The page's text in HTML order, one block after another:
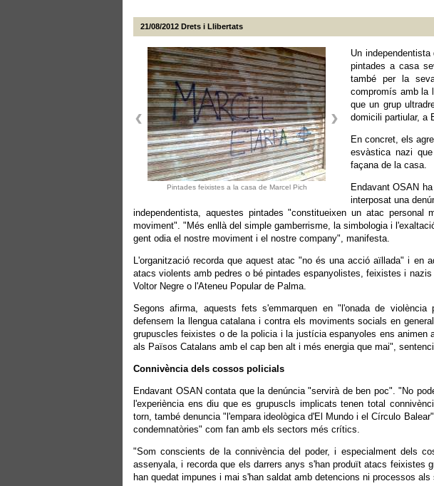
21/08/2012 Drets i Llibertats
Pintades feixistes a la casa de Marcel Pich
Un
pintades a casa
també per la
compromís amb la
que un grup
domicili partiular, a
En concret, els
esvàstica nazi
façana de la casa.
Endavant OSAN
interposat una
independentista, aquestes pintades "constitueixen un atac
moviment". "Més enllà del simple gamberrisme, la simbologia i
gent odia el nostre moviment i el nostre company", manifesta.
L'organització recorda que aquest atac "no és una acció aïllada" i en
atacs violents amb pedres o bé pintades espanyolistes, feixistes i
Voltor Negre o l'Ateneu Popular de Palma.
Segons afirma, aquests fets s'emmarquen en "l'onada de
defensem la llengua catalana i contra els moviments socials en
grupuscles feixistes o de la policia i la justícia espanyoles ens animen
als Països Catalans amb el cap ben alt i més energia que mai",
Connivència dels cossos policials
Endavant OSAN contata que la denúncia "servirà de ben poc". "No
l'experiència ens diu que es grupuscls implicats tenen total
torn, també denuncia "l'empara ideològica d'El Mundo i el Círculo
condemnatòries" com fan amb els sectors més crítics.
"Som conscients de la connivència del poder, i especialment dels
assenyala, i recorda que els darrers anys s'han produït atacs feixistes
han quedat impunes i mai s'han saldat amb detencions ni processos als